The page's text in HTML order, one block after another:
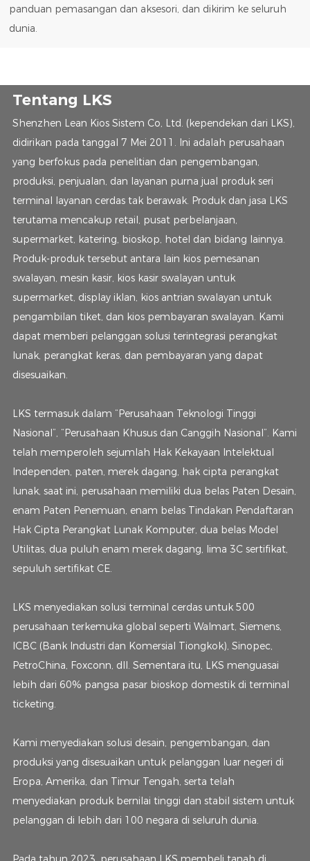
panduan pemasangan dan aksesori, dan dikirim ke seluruh
dunia.
Tentang LKS
Shenzhen Lean Kios Sistem Co, Ltd. (kependekan dari LKS),
didirikan pada tanggal 7 Mei 2011. Ini adalah perusahaan
yang berfokus pada penelitian dan pengembangan,
produksi, penjualan, dan layanan purna jual produk seri
terminal layanan cerdas tak berawak. Produk dan jasa LKS
terutama mencakup retail, pusat perbelanjaan,
supermarket, katering, bioskop, hotel dan bidang lainnya.
Produk-produk tersebut antara lain kios pemesanan
swalayan, mesin kasir, kios kasir swalayan untuk
supermarket, display iklan, kios antrian swalayan untuk
pengambilan tiket, dan kios pembayaran swalayan. Kami
dapat memberi pelanggan solusi terintegrasi perangkat
lunak, perangkat keras, dan pembayaran yang dapat
disesuaikan.
LKS termasuk dalam “Perusahaan Teknologi Tinggi
Nasional”, “Perusahaan Khusus dan Canggih Nasional”. Kami
telah memperoleh sejumlah Hak Kekayaan Intelektual
Independen, paten, merek dagang, hak cipta perangkat
lunak, saat ini, perusahaan memiliki dua belas Paten Desain,
enam Paten Penemuan, enam belas Tindakan Pendaftaran
Hak Cipta Perangkat Lunak Komputer, dua belas Model
Utilitas, dua puluh enam merek dagang, lima 3C sertifikat,
sepuluh sertifikat CE.
LKS menyediakan solusi terminal cerdas untuk 500
perusahaan terkemuka global seperti Walmart, Siemens,
ICBC (Bank Industri dan Komersial Tiongkok), Sinopec,
PetroChina, Foxconn, dll. Sementara itu, LKS menguasai
lebih dari 60% pangsa pasar bioskop domestik di terminal
ticketing.
Kami menyediakan solusi desain, pengembangan, dan
produksi yang disesuaikan untuk pelanggan luar negeri di
Eropa, Amerika, dan Timur Tengah, serta telah
menyediakan produk bernilai tinggi dan stabil sistem untuk
pelanggan di lebih dari 100 negara di seluruh dunia.